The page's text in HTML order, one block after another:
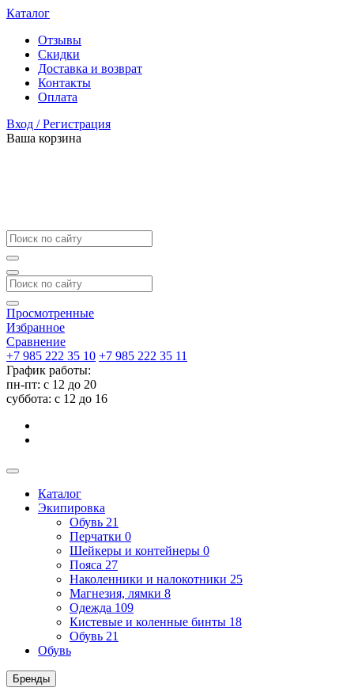
Каталог
Отзывы
Скидки
Доставка и возврат
Контакты
Оплата
Вход / Регистрация
Ваша корзина
Просмотренные
Избранное
Сравнение
+7 985 222 35 10 +7 985 222 35 11
График работы:
пн-пт: с 12 до 20
суббота: c 12 до 16
Каталог
Экипировка
Обувь 21
Перчатки 0
Шейкеры и контейнеры 0
Пояса 27
Наколенники и налокотники 25
Магнезия, лямки 8
Одежда 109
Кистевые и коленные бинты 18
Обувь 21
Обувь
Бренды